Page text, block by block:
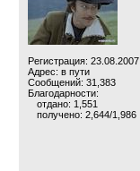
Регистрация: 23.08.2007
Адрес: в пути
Сообщений: 31,383
Благодарности:
отдано: 1,551
получено: 2,644/1,986